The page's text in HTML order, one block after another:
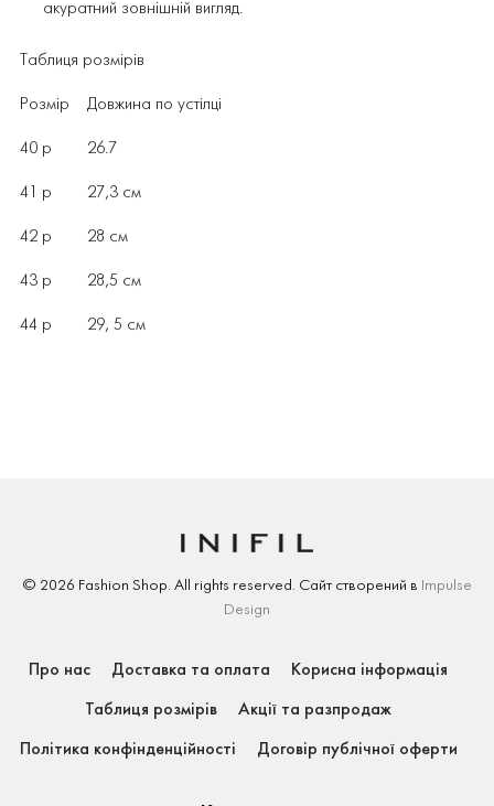
акуратний зовнішній вигляд.
Таблиця розмірів
Розмір Довжина по устілці
40 р 26.7
41 р 27,3 см
42 р 28 см
43 р 28,5 см
44 р 29, 5 см
© 2026 Fashion Shop. All rights reserved. Сайт створений в
Impulse
Design
Про нас Доставка та оплата Корисна інформація
Таблиця розмірів Акції та разпродаж
Політика конфінденційності Договір публічної оферти